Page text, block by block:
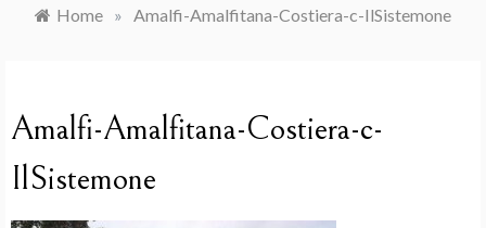
Home » Amalfi-Amalfitana-Costiera-c-IlSistemone
Amalfi-Amalfitana-Costiera-c-
IlSistemone